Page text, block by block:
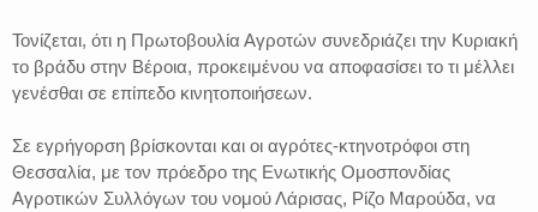
Τονίζεται, ότι η Πρωτοβουλία Αγροτών συνεδριάζει την Κυριακή
το βράδυ στην Βέροια, προκειμένου να αποφασίσει το τι μέλλει
γενέσθαι σε επίπεδο κινητοποιήσεων.
Σε εγρήγορση βρίσκονται και οι αγρότες-κτηνοτρόφοι στη
Θεσσαλία, με τον πρόεδρο της Ενωτικής Ομοσπονδίας
Αγροτικών Συλλόγων του νομού Λάρισας, Ρίζο Μαρούδα, να